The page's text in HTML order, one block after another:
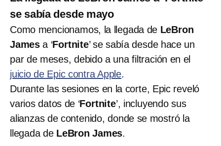
se sabía desde mayo
Como mencionamos, la llegada de LeBron
James a ‘Fortnite’ se sabía desde hace un
par de meses, debido a una filtración en el
juicio de Epic contra Apple.
Durante las sesiones en la corte, Epic reveló
varios datos de ‘Fortnite’, incluyendo sus
alianzas de contenido, donde se mostró la
llegada de LeBron James.